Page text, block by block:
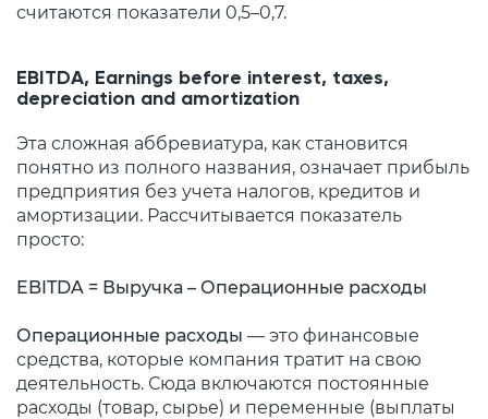
считаются показатели 0,5–0,7.
EBITDA, Earnings before interest, taxes,
depreciation and amortization
Эта сложная аббревиатура, как становится
понятно из полного названия, означает прибыль
предприятия без учета налогов, кредитов и
амортизации. Рассчитывается показатель
просто:
EBITDA = Выручка – Операционные расходы
Операционные расходы — это финансовые
средства, которые компания тратит на свою
деятельность. Сюда включаются постоянные
расходы (товар, сырье) и переменные (выплаты